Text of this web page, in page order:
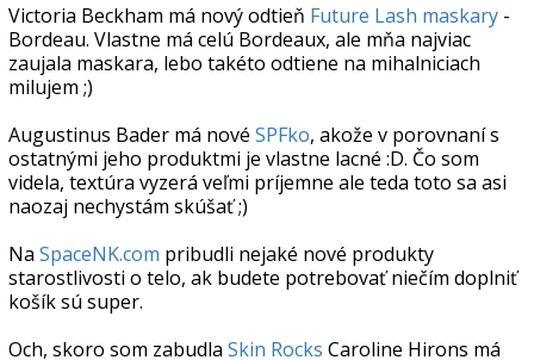
Victoria Beckham má nový odtieň Future Lash maskary -
Bordeau. Vlastne má celú Bordeaux, ale mňa najviac
zaujala maskara, lebo takéto odtiene na mihalniciach
milujem ;)
Augustinus Bader má nové SPFko, akože v porovnaní s
ostatnými jeho produktmi je vlastne lacné :D. Čo som
videla, textúra vyzerá veľmi príjemne ale teda toto sa asi
naozaj nechystám skúšať ;)
Na SpaceNK.com pribudli nejaké nové produkty
starostlivosti o telo, ak budete potrebovať niečím doplniť
košík sú super.
Och, skoro som zabudla Skin Rocks Caroline Hirons má